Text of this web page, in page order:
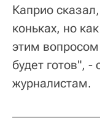
Каприо
коньках, но
этим
будет готов", -
журналистам.